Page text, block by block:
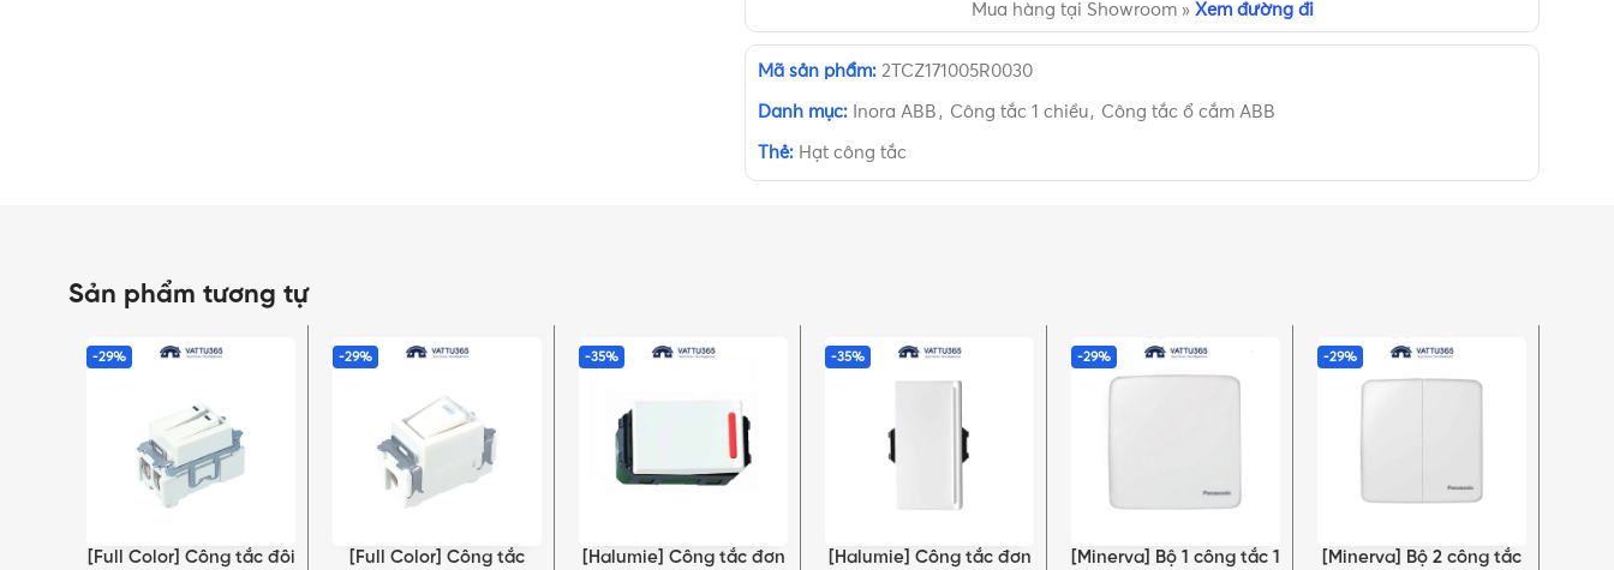
Mua hàng tại Showroom » Xem đường đi
Mã sản phẩm: 2TCZ171005R0030
Danh mục: Inora ABB , Công tắc 1 chiều, Công tắc ổ cắm ABB
Thẻ: Hạt công tắc
Sản phẩm tương tự
-29%
THÊM VÀO GIỎ HÀNG
[Full Color] Công tắc đôi
-29%
THÊM VÀO GIỎ HÀNG
[Full Color] Công tắc
-35%
LỰA CHỌN TÙY CHỌN
[Halumie] Công tắc đơn
-35%
LỰA CHỌN TÙY CHỌN
[Halumie] Công tắc đơn
-29%
LỰA CHỌN TÙY CHỌN
[Minerva] Bộ 1 công tắc 1
-29%
LỰA CHỌN TÙY CHỌN
[Minerva] Bộ 2 công tắc